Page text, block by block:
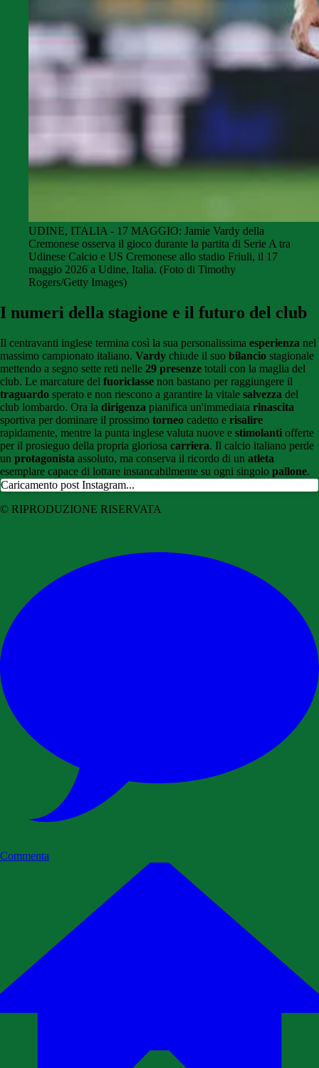
UDINE, ITALIA - 17 MAGGIO: Jamie Vardy della
Cremonese osserva il gioco durante la partita di Serie A tra
Udinese Calcio e US Cremonese allo stadio Friuli, il 17
maggio 2026 a Udine, Italia. (Foto di Timothy
Rogers/Getty Images)
I numeri della stagione e il futuro del club
Il centravanti inglese termina così la sua personalissima esperienza nel
massimo campionato italiano. Vardy chiude il suo bilancio stagionale
mettendo a segno sette reti nelle 29 presenze totali con la maglia del
club. Le marcature del fuoriclasse non bastano per raggiungere il
traguardo sperato e non riescono a garantire la vitale salvezza del
club lombardo. Ora la dirigenza pianifica un'immediata rinascita
sportiva per dominare il prossimo torneo cadetto e risalire
rapidamente, mentre la punta inglese valuta nuove e stimolanti offerte
per il prosieguo della propria gloriosa carriera. Il calcio italiano perde
un protagonista assoluto, ma conserva il ricordo di un atleta
esemplare capace di lottare instancabilmente su ogni singolo pallone.
Caricamento post Instagram...
© RIPRODUZIONE RISERVATA
Commenta